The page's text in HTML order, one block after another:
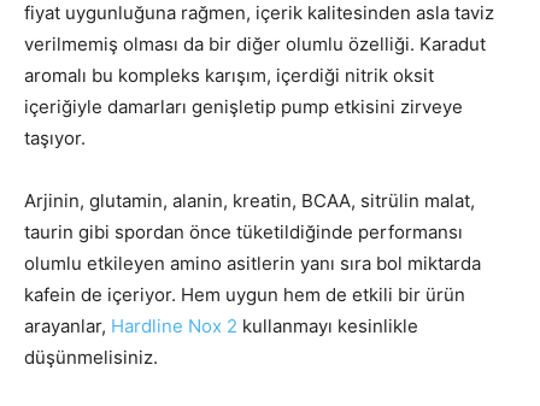
fiyat uygunluğuna rağmen, içerik kalitesinden asla taviz
verilmemiş olması da bir diğer olumlu özelliği. Karadut
aromalı bu kompleks karışım, içerdiği nitrik oksit
içeriğiyle damarları genişletip pump etkisini zirveye
taşıyor.
Arjinin, glutamin, alanin, kreatin, BCAA, sitrülin malat,
taurin gibi spordan önce tüketildiğinde performansı
olumlu etkileyen amino asitlerin yanı sıra bol miktarda
kafein de içeriyor. Hem uygun hem de etkili bir ürün
arayanlar, Hardline Nox 2 kullanmayı kesinlikle
düşünmelisiniz.